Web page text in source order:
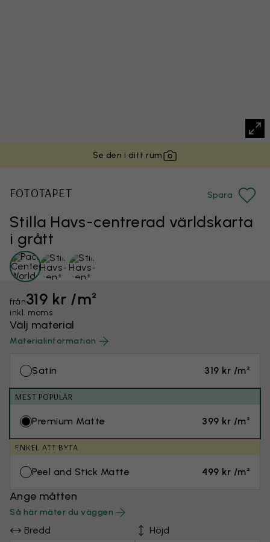
Se den i ditt rum
Stilla Havs-centrerad världskarta
i grått
FOTOTAPET Spara
från319 kr /m²
inkl. moms
Välj material
Materialinformation
Satin 319 kr /m²
MEST POPULÄR
Premium Matte 399 kr /m²
ENKEL ATT BYTA
Peel and Stick Matte 499 kr /m²
Ange måtten
Så här mäter du väggen
Bredd
Höjd